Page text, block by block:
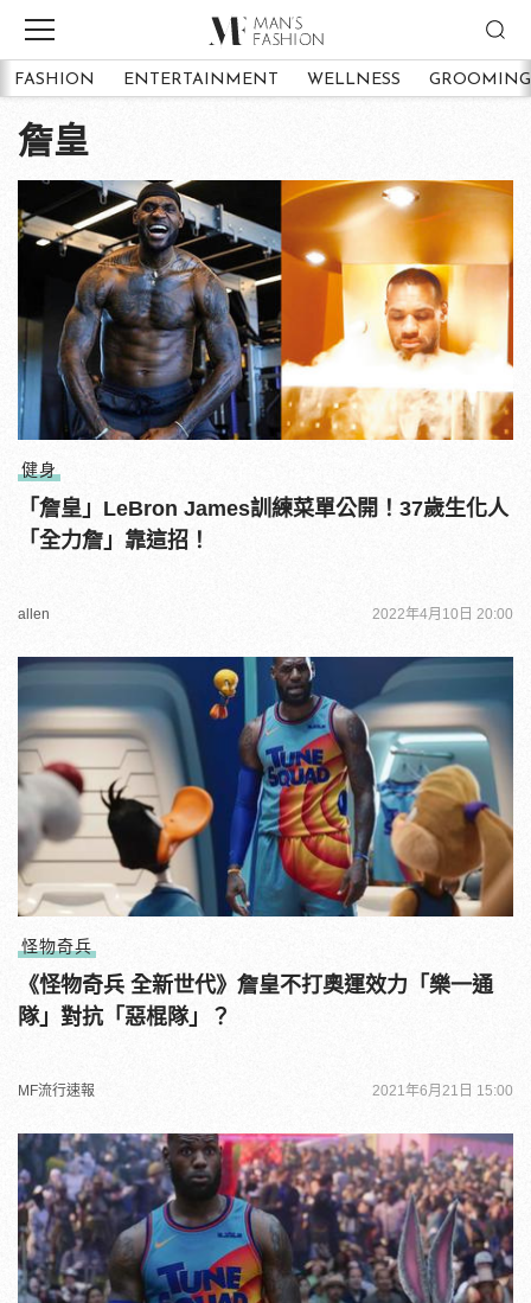
FASHION ENTERTAINMENT WELLNESS GROOMING
詹皇
健身
「詹皇」LeBron James訓練菜單公開！37歲生化人
「全力詹」靠這招！
allen 2022年4月10日 20:00
怪物奇兵
《怪物奇兵 全新世代》詹皇不打奧運效力「樂一通
隊」對抗「惡棍隊」？
MF流行速報 2021年6月21日 15:00